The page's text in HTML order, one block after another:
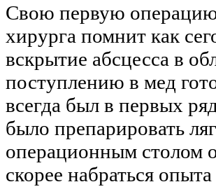
Свою первую
хирурга помнит как
вскрытие абсцесса в
поступлению в мед
всегда был в первых
было препарировать
операционным столом
скорее набраться